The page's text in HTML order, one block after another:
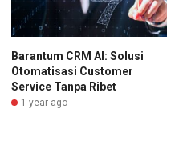
Barantum CRM AI: Solusi
Otomatisasi Customer
Service Tanpa Ribet
1 year ago